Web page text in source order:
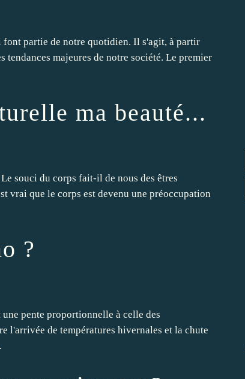
font partie de notre quotidien. Il s'agit, à partir
tendances majeures de notre société. Le premier
ma beauté...
souci du corps fait-il de nous des êtres
vrai que le corps est devenu une préoccupation
?
pente proportionnelle à celle des
l'arrivée de températures hivernales et la chute